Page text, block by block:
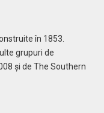
în 1853.
grupuri de
şi de The Southern